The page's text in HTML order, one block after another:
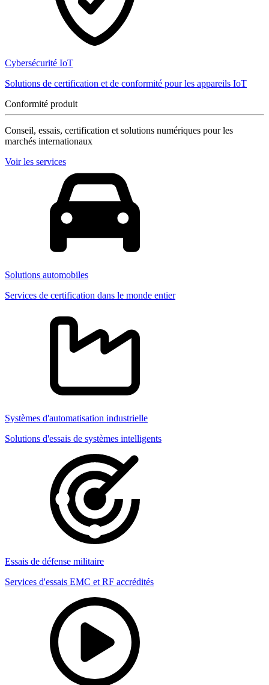
Cybersécurité IoT
Solutions de certification et de conformité pour les appareils IoT
Conformité produit
Conseil, essais, certification et solutions numériques pour les
marchés internationaux
Voir les services
Solutions automobiles
Services de certification dans le monde entier
Systèmes d'automatisation industrielle
Solutions d'essais de systèmes intelligents
Essais de défense militaire
Services d'essais EMC et RF accrédités